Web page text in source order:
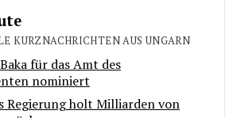
KURZNACHRICHTEN AUS UNGARN
für das Amt des
nominiert
Regierung holt Milliarden von